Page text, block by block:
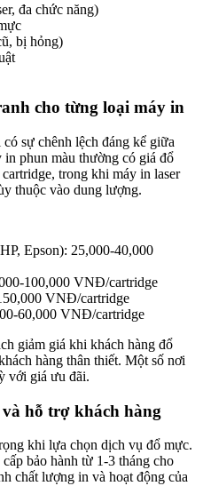
đa chức năng)
bị hỏng)
cho từng loại máy in
sự chênh lệch đáng kể giữa
phun màu thường có giá đổ
trong khi máy in laser
thuộc vào dung lượng.
Epson): 25,000-40,000
100,000 VNĐ/cartridge
VNĐ/cartridge
60,000 VNĐ/cartridge
giảm giá khi khách hàng đổ
hàng thân thiết. Một số nơi
với giá ưu đãi.
hỗ trợ khách hàng
khi lựa chọn dịch vụ đổ mực.
bảo hành từ 1-3 tháng cho
chất lượng in và hoạt động của